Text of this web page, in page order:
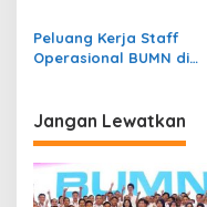
Padangsidimpuan
Hutaimbaru, Kota
Padangsidimpuan
Peluang Kerja Staff
Operasional BUMN di
Jangan Lewatkan